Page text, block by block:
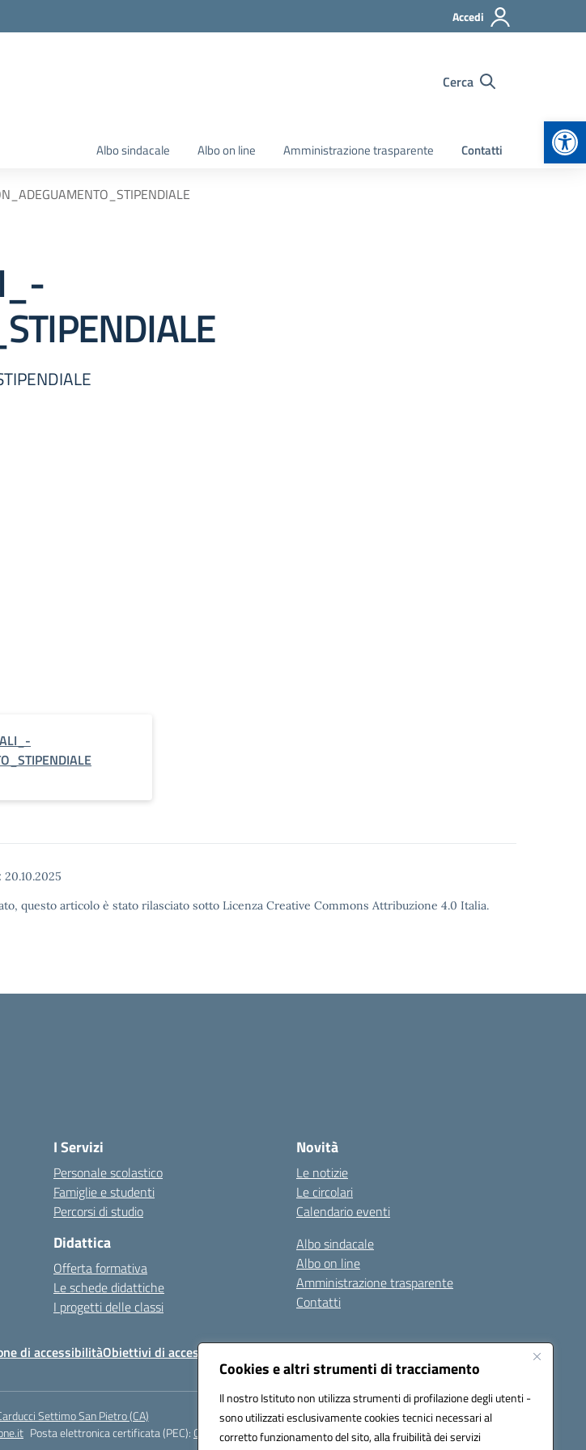
Cookies e altri strumenti di tracciamento
Il nostro Istituto non utilizza strumenti di profilazione degli utenti -
sono utilizzati esclusivamente cookies tecnici necessari al
corretto funzionamento del sito, alla fruibilità dei servizi
Accedi
Cerca
Albo sindacale Albo on line Amministrazione trasparente Contatti
20.10.2025
questo articolo è stato rilasciato sotto Licenza Creative Commons Attribuzione 4.0 Italia.
I Servizi
Personale scolastico
Famiglie e studenti
Percorsi di studio
Didattica
Offerta formativa
Le schede didattiche
I progetti delle classi
Novità
Le notizie
Le circolari
Calendario eventi
Albo sindacale
Albo on line
Amministrazione trasparente
Contatti
di accessibilitàObiettivi di accessibilità
Settimo San Pietro (CA)
Posta elettronica certificata (PEC): CAIC84700T@pec.istruzione.it